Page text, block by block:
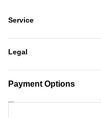
Service
Legal
Payment Options